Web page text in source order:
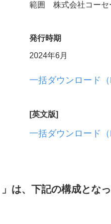
範囲 株式会社コーセ
発行時期
2024年6月
一括ダウンロード（
[英文版]
一括ダウンロード（
は、下記の構成となっ